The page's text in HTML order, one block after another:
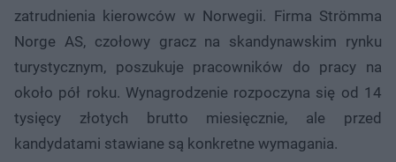
zatrudnienia kierowców w Norwegii. Firma Strömma
Norge AS, czołowy gracz na skandynawskim rynku
turystycznym, poszukuje pracowników do pracy na
około pół roku. Wynagrodzenie rozpoczyna się od 14
tysięcy złotych brutto miesięcznie, ale przed
kandydatami stawiane są konkretne wymagania.